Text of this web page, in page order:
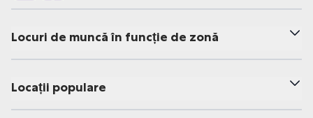
Locuri de muncă în funcție de zonă
Locații populare